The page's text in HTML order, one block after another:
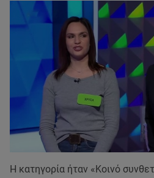
Η κατηγορία ήταν «Κοινό